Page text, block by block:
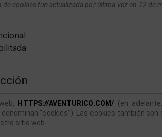
de cookies fue actualizada por última vez en 12 de
HTTPS://AVENTURICO.COM/ (en
“cookies”). Las cookies también
sitio web.